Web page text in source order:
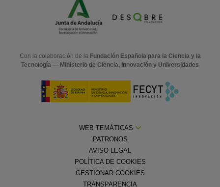
Con la colaboración de la Fundación Española para la Ciencia y la
Tecnología — Ministerio de Ciencia, Innovación y Universidades
WEB TEMÁTICAS
PATRONOS
AVISO LEGAL
POLÍTICA DE COOKIES
GESTIONAR COOKIES
TRANSPARENCIA